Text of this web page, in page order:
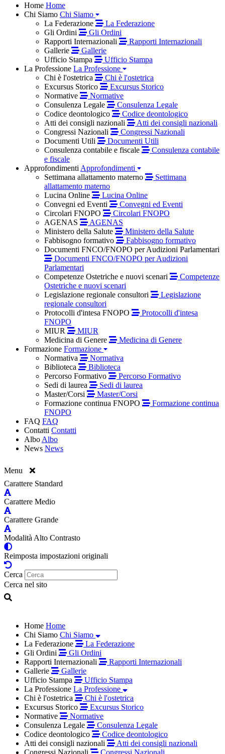
Home Home
Chi Siamo Chi Siamo
La Federazione
La Federazione
Gli Ordini
Gli Ordini
Rapporti Internazionali
Rapporti Internazionali
Gallerie
Gallerie
Ufficio Stampa
Ufficio Stampa
La Professione La Professione
Chi è l'ostetrica
Chi è l'ostetrica
Excursus Storico
Excursus Storico
Normative
Normative
Consulenza Legale
Consulenza Legale
Codice deontologico
Codice deontologico
Atti dei consigli nazionali
Atti dei consigli nazionali
Congressi Nazionali
Congressi Nazionali
Documenti Utili
Documenti Utili
Consulenza contabile e fiscale
Consulenza contabile
e fiscale
Approfondimenti Approfondimenti
Settimana allattamento materno
Settimana
allattamento materno
Lucina Online
Lucina Online
Convegni ed Eventi
Convegni ed Eventi
Circolari FNOPO
Circolari FNOPO
AGENAS
AGENAS
Ministero della Salute
Ministero della Salute
Fabbisogno formativo
Fabbisogno formativo
Documenti FNCO/FNOPO per Audizioni Parlamentari
Documenti FNCO/FNOPO per Audizioni
Parlamentari
Competenze Ostetriche e nuovi scenari
Competenze
Ostetriche e nuovi scenari
Legislazione regionale consultori
Legislazione
regionale consultori
Protocolli d'intesa FNOPO
Protocolli d'intesa
FNOPO
MIUR
MIUR
Medicina di Genere
Medicina di Genere
Formazione Formazione
Normativa
Normativa
Biblioteca
Biblioteca
Percorso Formativo
Percorso Formativo
Sedi di laurea
Sedi di laurea
Master/Corsi
Master/Corsi
Formazione continua FNOPO
Formazione continua
FNOPO
FAQ FAQ
Contatti Contatti
Albo Albo
News News
Menu
Carattere Standard
Carattere Medio
Carattere Grande
Modalità Alto Contrasto
Reimposta impostazioni originali
Cerca
Cerca nel sito
Home Home
Chi Siamo Chi Siamo
La Federazione
La Federazione
Gli Ordini
Gli Ordini
Rapporti Internazionali
Rapporti Internazionali
Gallerie
Gallerie
Ufficio Stampa
Ufficio Stampa
La Professione La Professione
Chi è l'ostetrica
Chi è l'ostetrica
Excursus Storico
Excursus Storico
Normative
Normative
Consulenza Legale
Consulenza Legale
Codice deontologico
Codice deontologico
Atti dei consigli nazionali
Atti dei consigli nazionali
Congressi Nazionali
Congressi Nazionali